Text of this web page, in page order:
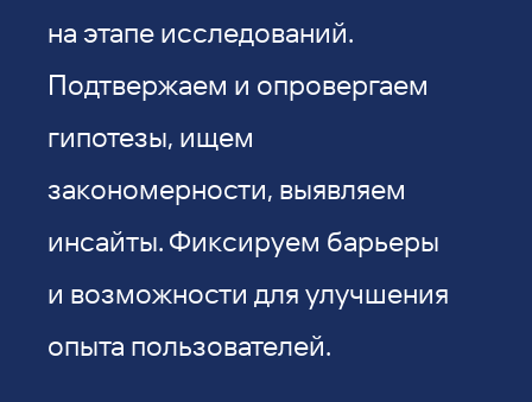
на этапе исследований.
Подтвержаем и опровергаем
гипотезы, ищем
закономерности, выявляем
инсайты. Фиксируем барьеры
и возможности для улучшения
опыта пользователей.